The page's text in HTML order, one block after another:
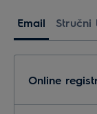
Email Stručni
Online